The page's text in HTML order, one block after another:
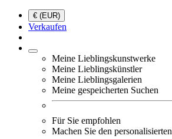
€ (EUR)
Verkaufen
Meine Lieblingskunstwerke
Meine Lieblingskünstler
Meine Lieblingsgalerien
Meine gespeicherten Suchen
Für Sie empfohlen
Machen Sie den